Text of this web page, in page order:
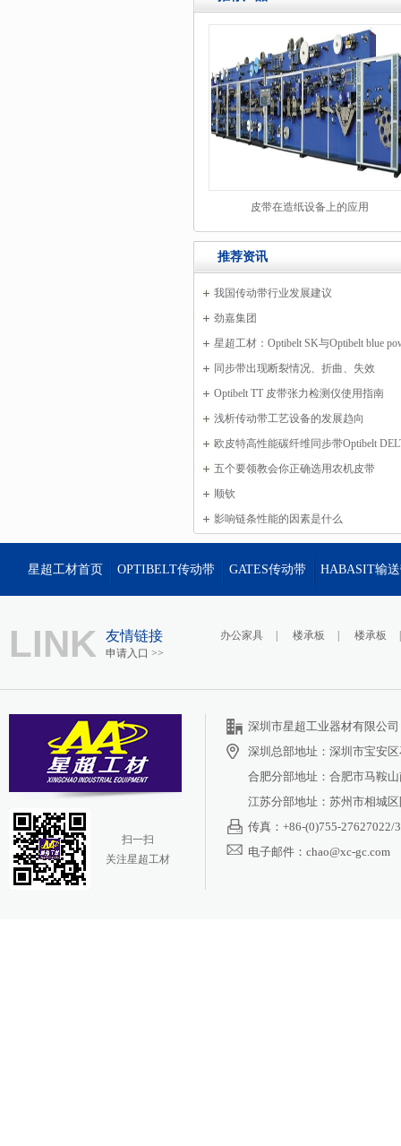
皮带在造纸设备上的应用
推荐资讯
我国传动带行业发展建议
劲嘉集团
星超工材：Optibelt SK与Optibelt blue
别 同步带出现断裂情况、折曲、失效
Optibelt TT 皮带张力检测仪使用指南
浅析传动带工艺设备的发展趋向
欧皮特高性能碳纤维同步带Optibelt
能介绍
五个要领教会你正确选用农机皮带
顺钦
影响链条性能的因素是什么
星超工材首页 OPTIBELT传动带 GATES传动带 HABASIT输
LINK 友情链接
申请入口 >>
办公家具 楼承板 楼承板
扫一扫
关注星超工材
深圳市星超工业器材有限公司
深圳总部地址：深圳市宝安
合肥分部地址：合肥市马鞍
江苏分部地址：苏州市相城
传真：+86-(0)755-27627022/
电子邮件：chao@xc-gc.com